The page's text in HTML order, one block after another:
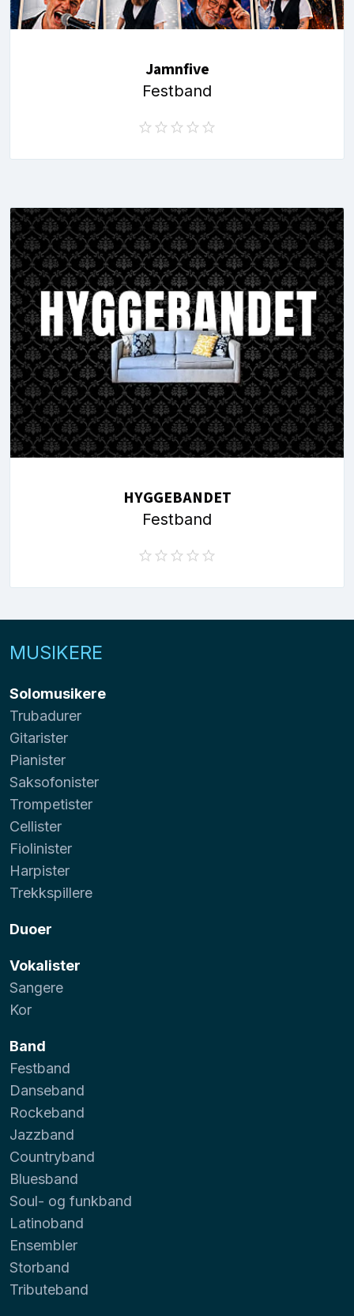
Jamnfive
Festband
HYGGEBANDET
Festband
MUSIKERE
Solomusikere
Trubadurer
Gitarister
Pianister
Saksofonister
Trompetister
Cellister
Fiolinister
Harpister
Trekkspillere
Duoer
Vokalister
Sangere
Kor
Band
Festband
Danseband
Rockeband
Jazzband
Countryband
Bluesband
Soul- og funkband
Latinoband
Ensembler
Storband
Tributeband